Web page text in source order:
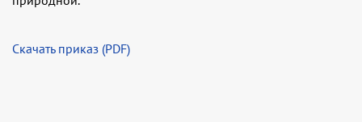
Скачать приказ (PDF)